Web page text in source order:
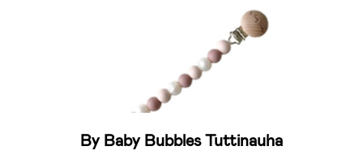
By Baby Bubbles Tuttinauha